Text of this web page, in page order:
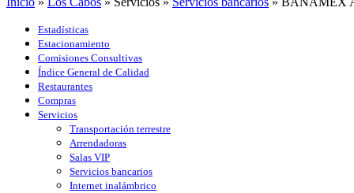
Estadísticas
Estacionamiento
Comisiones Consultivas
Índice General de Calidad
Restaurantes
Compras
Servicios
Transportación terrestre
Arrendadoras
Salas VIP
Servicios bancarios
Internet inalámbrico